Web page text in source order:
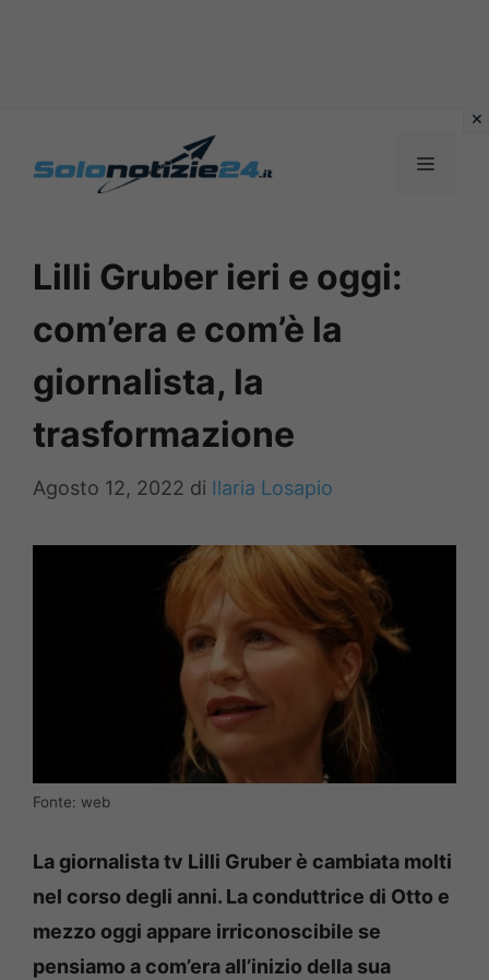
MENU
Lilli Gruber ieri e oggi:
com’era e com’è la
giornalista, la
trasformazione
Agosto 12, 2022 di Ilaria Losapio
Fonte: web
La giornalista tv Lilli Gruber è cambiata molti
nel corso degli anni. La conduttrice di Otto e
mezzo oggi appare irriconoscibile se
pensiamo a com’era all’inizio della sua